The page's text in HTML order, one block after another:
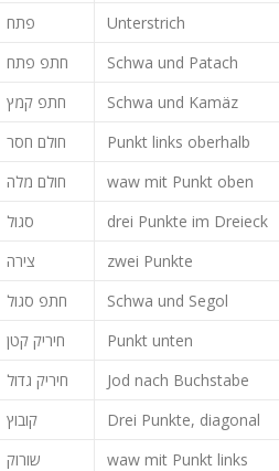
פתח Unterstrich
חתפ פתח Schwa und Patach
חתפ קמץ Schwa und Kamäz
חולם חסר Punkt links oberhalb
חולם מלה waw mit Punkt oben
סגול drei Punkte im Dreieck
צירה zwei Punkte
חתפ סגול Schwa und Segol
חיריק קטן Punkt unten
חיריק גדול Jod nach Buchstabe
קובוץ Drei Punkte, diagonal
שורוק waw mit Punkt links